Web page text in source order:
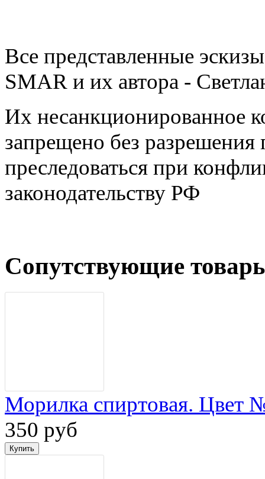
Все представленные
SMAR и их автора -
Их несанкционированное
запрещено без разрешения
преследоваться при
законодательству РФ
Сопутствующие
Морилка спиртовая. Цвет
350 руб